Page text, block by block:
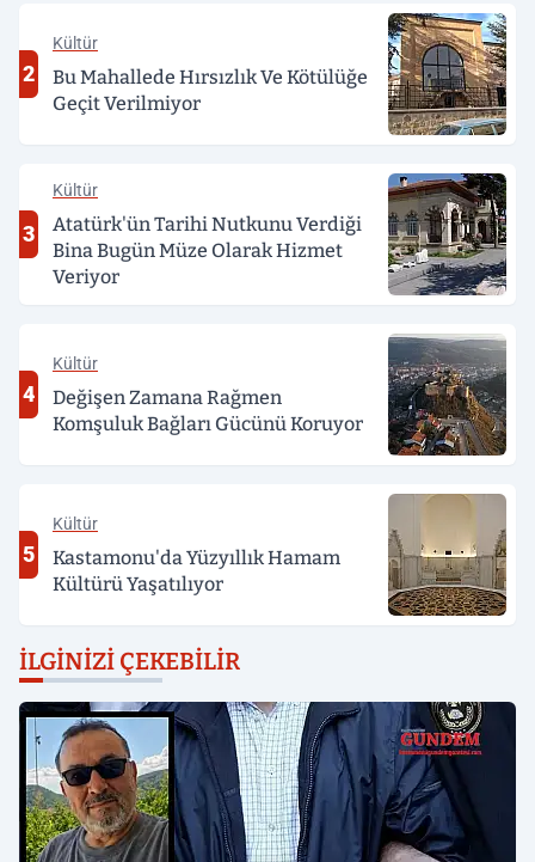
2
Kültür
Bu Mahallede Hırsızlık Ve Kötülüğe
Geçit Verilmiyor
3
Kültür
Atatürk'ün Tarihi Nutkunu Verdiği
Bina Bugün Müze Olarak Hizmet
Veriyor
4
Kültür
Değişen Zamana Rağmen
Komşuluk Bağları Gücünü Koruyor
5
Kültür
Kastamonu'da Yüzyıllık Hamam
Kültürü Yaşatılıyor
İLGINIZI ÇEKEBILIR